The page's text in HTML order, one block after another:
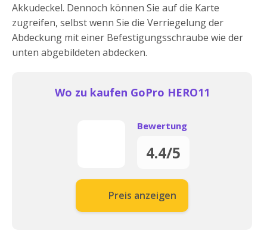
Akkudeckel. Dennoch können Sie auf die Karte
zugreifen, selbst wenn Sie die Verriegelung der
Abdeckung mit einer Befestigungsschraube wie der
unten abgebildeten abdecken.
Wo zu kaufen GoPro HERO11
Bewertung
4.4/5
Preis anzeigen